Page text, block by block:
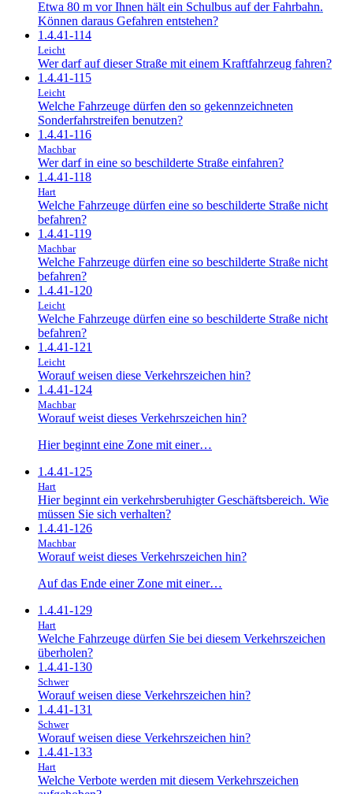
Etwa 80 m vor Ihnen hält ein Schulbus auf der Fahrbahn.
Können daraus Gefahren entstehen?
1.4.41-114
Leicht
Wer darf auf dieser Straße mit einem Kraftfahrzeug fahren?
1.4.41-115
Leicht
Welche Fahrzeuge dürfen den so gekennzeichneten
Sonderfahrstreifen benutzen?
1.4.41-116
Machbar
Wer darf in eine so beschilderte Straße einfahren?
1.4.41-118
Hart
Welche Fahrzeuge dürfen eine so beschilderte Straße nicht
befahren?
1.4.41-119
Machbar
Welche Fahrzeuge dürfen eine so beschilderte Straße nicht
befahren?
1.4.41-120
Leicht
Welche Fahrzeuge dürfen eine so beschilderte Straße nicht
befahren?
1.4.41-121
Leicht
Worauf weisen diese Verkehrszeichen hin?
1.4.41-124
Machbar
Worauf weist dieses Verkehrszeichen hin?
Hier beginnt eine Zone mit einer…
1.4.41-125
Hart
Hier beginnt ein verkehrsberuhigter Geschäftsbereich. Wie
müssen Sie sich verhalten?
1.4.41-126
Machbar
Worauf weist dieses Verkehrszeichen hin?
Auf das Ende einer Zone mit einer…
1.4.41-129
Hart
Welche Fahrzeuge dürfen Sie bei diesem Verkehrszeichen
überholen?
1.4.41-130
Schwer
Worauf weisen diese Verkehrszeichen hin?
1.4.41-131
Schwer
Worauf weisen diese Verkehrszeichen hin?
1.4.41-133
Hart
Welche Verbote werden mit diesem Verkehrszeichen